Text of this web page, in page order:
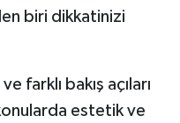
biri dikkatinizi
farklı bakış açıları
estetik ve